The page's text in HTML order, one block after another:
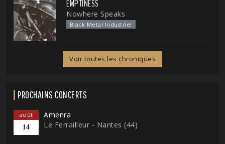
EMPTINESS
Nowhere Speaks
Black Metal Industriel
Voir toutes les chroniques
PROCHAINS CONCERTS
août
14
Amenra
Le Ferrailleur - Nantes (44)